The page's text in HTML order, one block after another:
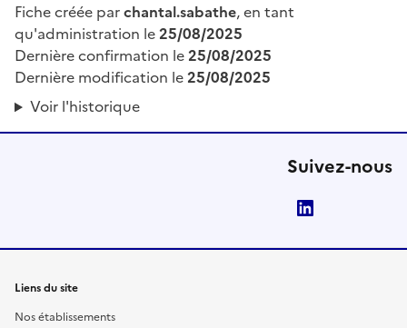
Fiche créée parchantal.sabathe, en tant
qu'administration le25/08/2025
Dernière confirmation le25/08/2025
Dernière modification le25/08/2025
Voir l'historique
Suivez-nous
Liens du site
Nos établissements